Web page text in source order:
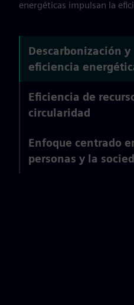
energéticas impulsan la
Descarbonización y
eficiencia
Eficiencia de
circularidad
Enfoque centrado
personas y la